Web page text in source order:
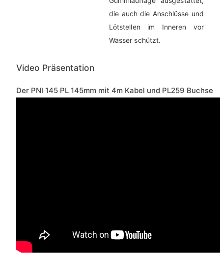
die auch die Anschlüsse und
Lötstellen im Inneren vor
Wasser schützt.
Video Präsentation
Der PNI 145 PL 145mm mit 4m Kabel und PL259 Buchse